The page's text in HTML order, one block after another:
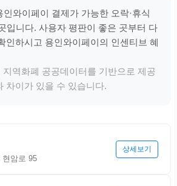
와이페이 결제가 가능한 오락·휴식
입니다. 사용자 평판이 좋은 곳부터 다
인하시고 용인와이페이의 인센티브 혜
역화폐 공공데이터를 기반으로 제공
차이가 있을 수 있습니다.
현암로 95
상세보기